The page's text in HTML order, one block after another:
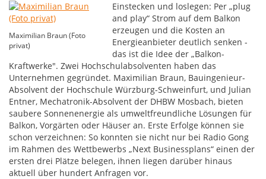
Maximilian Braun (Foto
privat)
Einstecken und loslegen: Per „plug
and play“ Strom auf dem Balkon
erzeugen und die Kosten an
Energieanbieter deutlich senken -
das ist die Idee der „Balkon-
Kraftwerke". Zwei Hochschulabsolventen haben das
Unternehmen gegründet. Maximilian Braun, Bauingenieur-
Absolvent der Hochschule Würzburg-Schweinfurt, und Julian
Entner, Mechatronik-Absolvent der DHBW Mosbach, bieten
saubere Sonnenenergie als umweltfreundliche Lösungen für
Balkon, Vorgärten oder Häuser an. Erste Erfolge können sie
schon verzeichnen: So konnten sie nicht nur bei Radio Gong
im Rahmen des Wettbewerbs „Next Businessplans“ einen der
ersten drei Plätze belegen, ihnen liegen darüber hinaus
aktuell über hundert Anfragen vor.